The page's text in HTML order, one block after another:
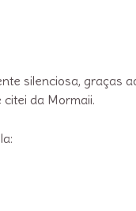
silenciosa, graças
da Mormaii.